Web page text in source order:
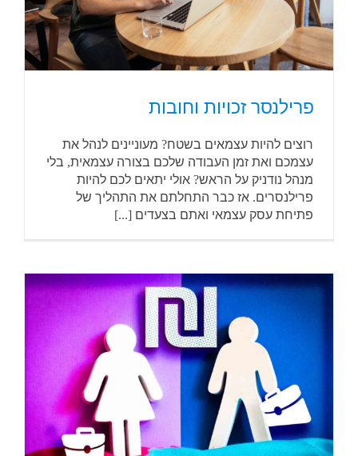
פרילנסר זכויות וחובות
רוצים להיות עצמאים בשטח? מעוניינים לנהל את
עצמכם ואת זמן העבודה שלכם בצורה עצמאית, בלי
מנהל נודניק על הראש? אולי יתאים לכם להיות
פרילנסרים. אז כבר התחלתם את התהליך של
פתיחת עסק עצמאי ואתם בצעדים [...]